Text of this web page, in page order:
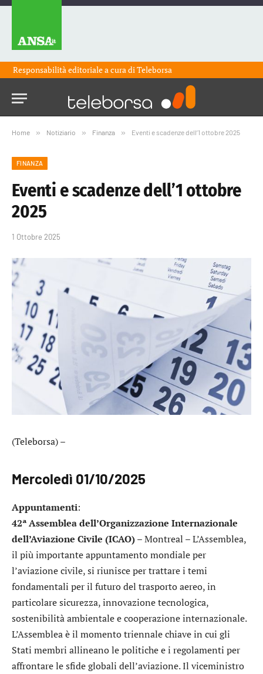
Responsabilità editoriale a cura diTeleborsa
Home » Notiziario » Finanza » Eventi e scadenze dell’1 ottobre 2025
FINANZA
Eventi e scadenze dell’1 ottobre
2025
1 Ottobre 2025
(Teleborsa) –
Mercoledì 01/10/2025
Appuntamenti:
42ª Assemblea dell’Organizzazione Internazionale
dell’Aviazione Civile (ICAO)– Montreal – L’Assemblea,
il più importante appuntamento mondiale per
l’aviazione civile, si riunisce per trattare i temi
fondamentali per il futuro del trasporto aereo, in
particolare sicurezza, innovazione tecnologica,
sostenibilità ambientale e cooperazione internazionale.
L’Assemblea è il momento triennale chiave in cui gli
Stati membri allineano le politiche e i regolamenti per
affrontare le sfide globali dell’aviazione. Il viceministro